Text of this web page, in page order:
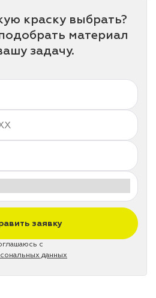
краску выбрать?
материал
задачу.
заявку
с
данных